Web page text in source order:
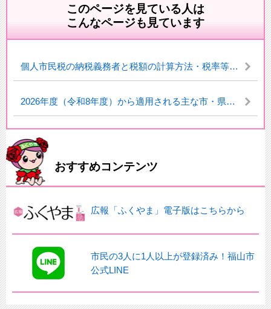
このページを見ている人は
こんなページも見ています
個人市民税の納税義務者と税額の計算方法・税率等について
2026年度（令和8年度）から適用される主な市・県民税の税制改正点
おすすめコンテンツ
広報「ふくやま」電子版はこちらから
市民の3人に1人以上が登録済み！福山市
公式LINE